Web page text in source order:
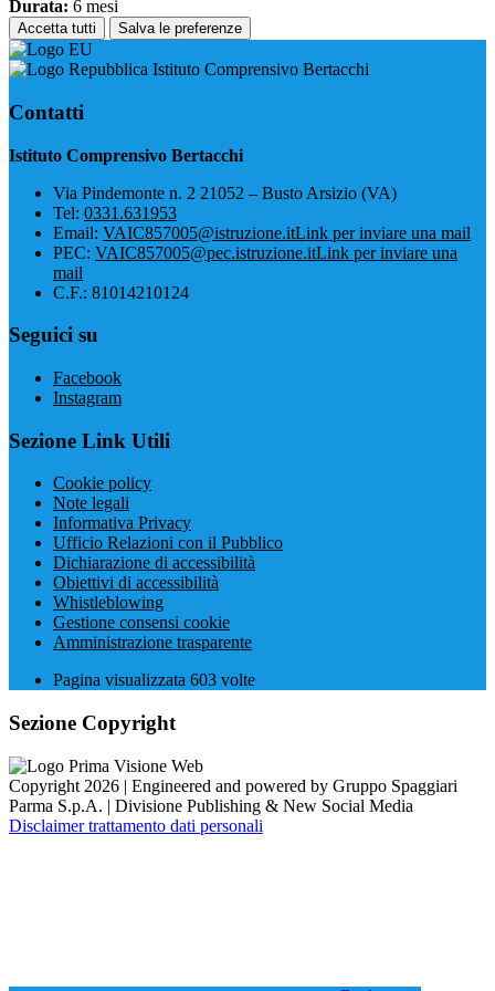
Durata: 6 mesi
Accetta tutti Salva le preferenze
Istituto Comprensivo Bertacchi
Contatti
Istituto Comprensivo Bertacchi
Via Pindemonte n. 2 21052 – Busto Arsizio (VA)
Tel: 0331.631953
Email: VAIC857005@istruzione.itLink per inviare una mail
PEC: VAIC857005@pec.istruzione.itLink per inviare una
mail
C.F.: 81014210124
Seguici su
Facebook
Instagram
Sezione Link Utili
Cookie policy
Note legali
Informativa Privacy
Ufficio Relazioni con il Pubblico
Dichiarazione di accessibilità
Obiettivi di accessibilità
Whistleblowing
Gestione consensi cookie
Amministrazione trasparente
Pagina visualizzata 603 volte
Sezione Copyright
Copyright 2026 | Engineered and powered by Gruppo Spaggiari
Parma S.p.A. | Divisione Publishing & New Social Media
Disclaimer trattamento dati personali